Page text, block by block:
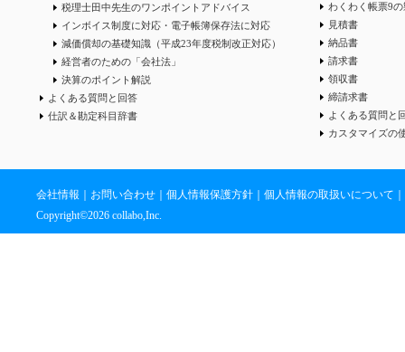
税理士田中先生のワンポイントアドバイス
インボイス制度に対応・電子帳簿保存法に対応
減価償却の基礎知識（平成23年度税制改正対応）
経営者のための「会社法」
決算のポイント解説
よくある質問と回答
仕訳＆勘定科目辞書
わくわく帳票9
見積書
納品書
請求書
領収書
締請求書
よくある質問と
カスタマイズの
会社情報 お問い合わせ 個人情報保護方針 個人情報の取扱いについて
Copyright©2026 collabo,Inc.